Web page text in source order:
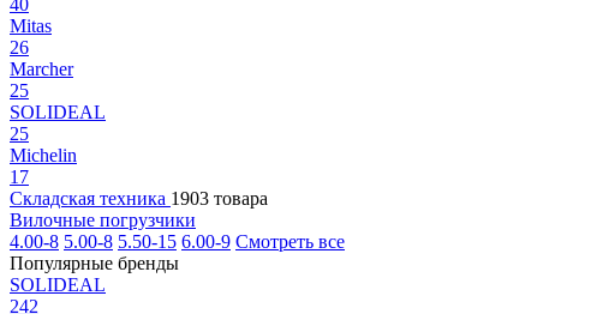
40
Mitas
26
Marcher
25
SOLIDEAL
25
Michelin
17
Складская техника 1903 товара
Вилочные погрузчики
4.00-8 5.00-8 5.50-15 6.00-9 Смотреть все
Популярные бренды
SOLIDEAL
242